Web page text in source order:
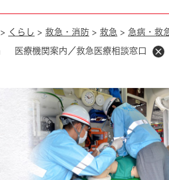
子育て
祉・健康・生活 生涯学習
入札・契約情報
環境
観光スポット
とじる
市の概要
市政
市役所・施設の案内
オープ
> くらし > 救急・消防 > 救急 > 急病・救
医療機関案内／救急医療相談窓口